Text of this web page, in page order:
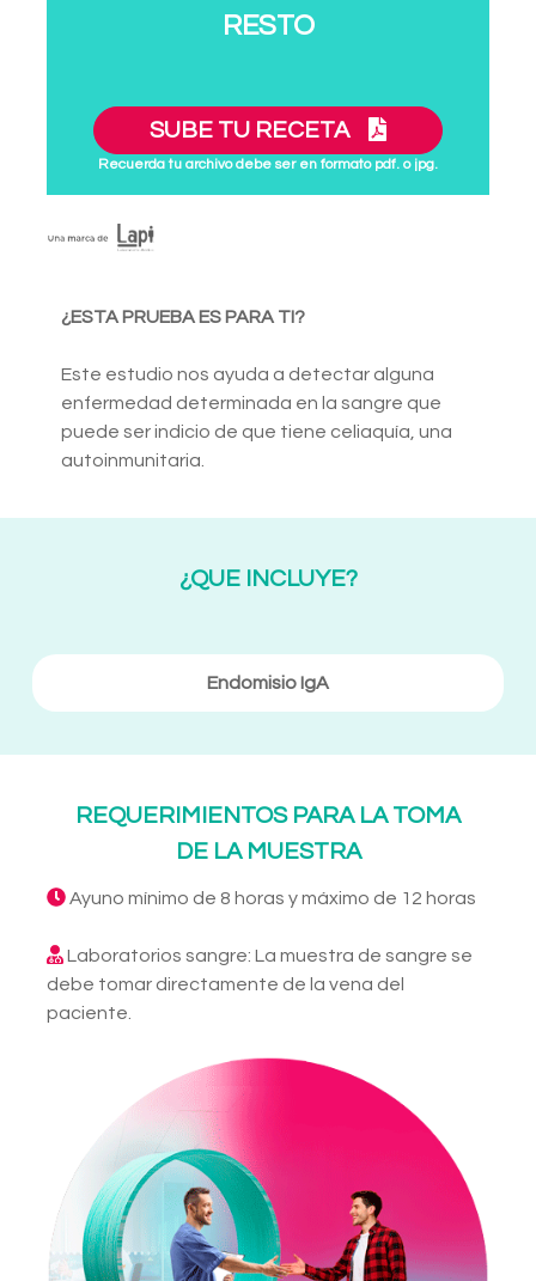
RESTO
SUBE TU RECETA
Recuerda tu archivo debe ser en formato pdf. o jpg.
¿ESTA PRUEBA ES PARA TI?
Este estudio nos ayuda a detectar alguna
enfermedad determinada en la sangre que
puede ser indicio de que tiene celiaquía, una
autoinmunitaria.
¿QUE INCLUYE?
Endomisio IgA
REQUERIMIENTOS PARA LA TOMA
DE LA MUESTRA
Ayuno mínimo de 8 horas y máximo de 12 horas
Laboratorios sangre: La muestra de sangre se
debe tomar directamente de la vena del
paciente.